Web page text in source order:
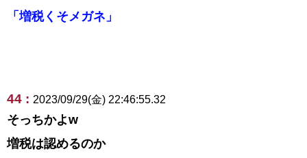
「増税くそメガネ」
44 : 2023/09/29(金) 22:46:55.32
そっちかよw
増税は認めるのか